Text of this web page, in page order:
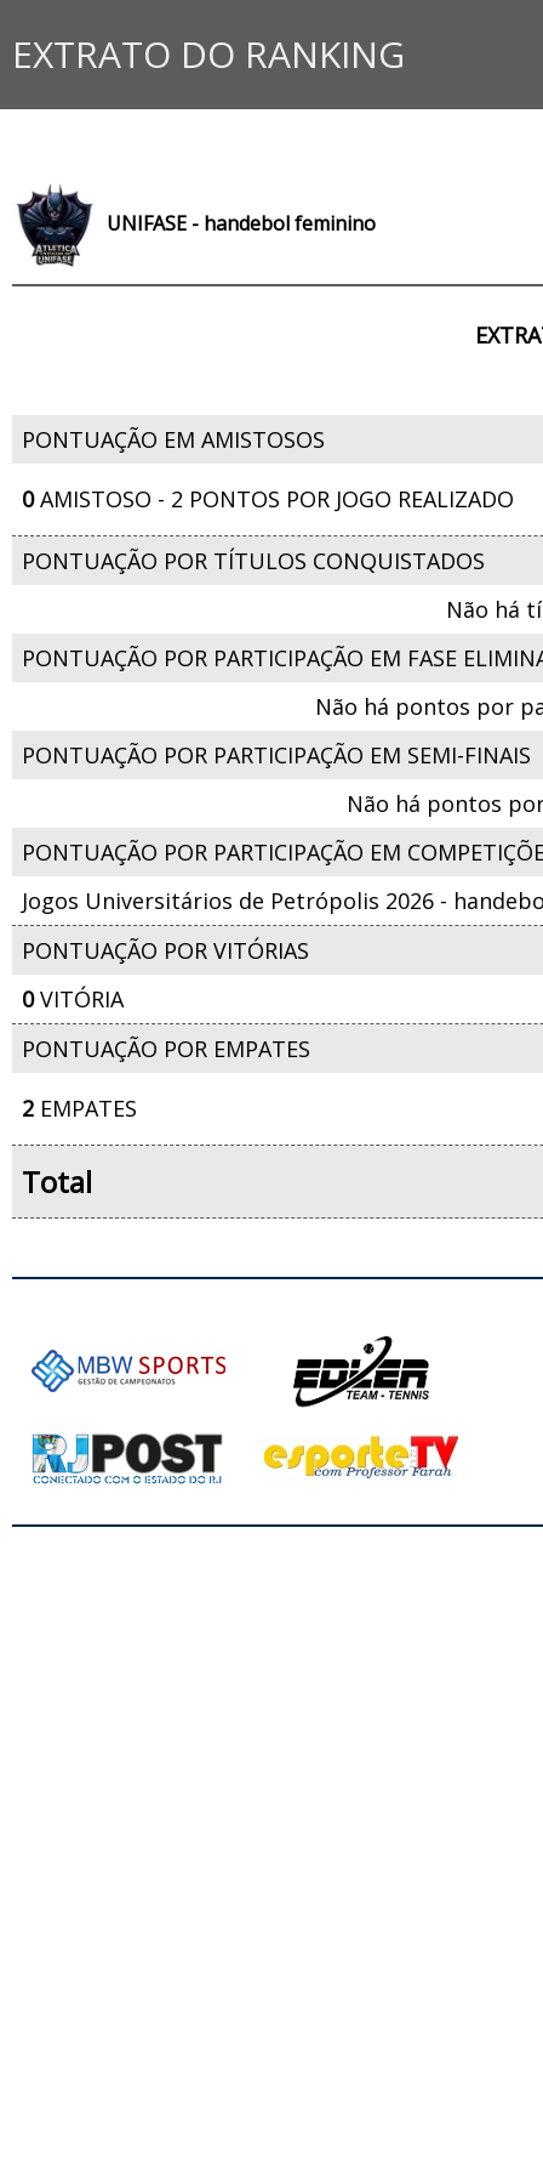
EXTRATO DO RANKING
UNIFASE - handebol feminino
PONTUAÇÃO EM AMISTOSOS
0AMISTOSO - 2 PONTOS POR JOGO REALIZADO
PONTUAÇÃO POR TÍTULOS CONQUISTADOS
Não há
PONTUAÇÃO POR PARTICIPAÇÃO EM FASE
Não há pontos por
PONTUAÇÃO POR PARTICIPAÇÃO EM SEMI-FINAIS
Não há pontos
PONTUAÇÃO POR PARTICIPAÇÃO EM
Jogos Universitários de Petrópolis 2026 -
PONTUAÇÃO POR VITÓRIAS
0VITÓRIA
PONTUAÇÃO POR EMPATES
2 EMPATES
Total